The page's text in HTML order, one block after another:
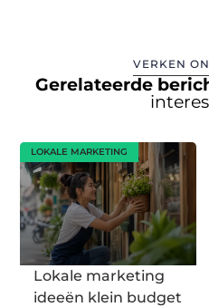
VERKEN
Gerelateerde
LOKALE MARKETING
Lokale marketing
ideeën klein budget